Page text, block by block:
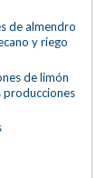
de almendro
y riego
de limón
producciones